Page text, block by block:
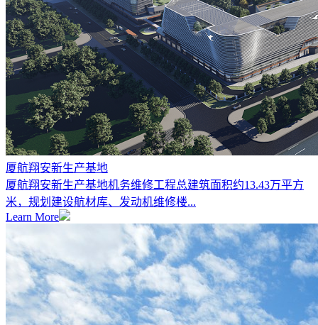
厦航翔安新生产基地
厦航翔安新生产基地机务维修工程总建筑面积约13.43万平方
米，规划建设航材库、发动机维修楼...
Learn More